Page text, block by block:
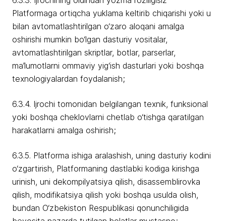
Platformaga ortiqcha yuklama keltirib chiqarishi yoki u
bilan avtomatlashtirilgan o‘zaro aloqani amalga
oshirishi mumkin bo‘lgan dasturiy vositalar,
avtomatlashtirilgan skriptlar, botlar, parserlar,
ma’lumotlarni ommaviy yig‘ish dasturlari yoki boshqa
texnologiyalardan foydalanish;
6.3.4. Ijrochi tomonidan belgilangan texnik, funksional
yoki boshqa cheklovlarni chetlab o‘tishga qaratilgan
harakatlarni amalga oshirish;
6.3.5. Platforma ishiga aralashish, uning dasturiy kodini
o‘zgartirish, Platformaning dastlabki kodiga kirishga
urinish, uni dekompilyatsiya qilish, disassemblirovka
qilish, modifikatsiya qilish yoki boshqa usulda olish,
bundan O‘zbekiston Respublikasi qonunchiligida